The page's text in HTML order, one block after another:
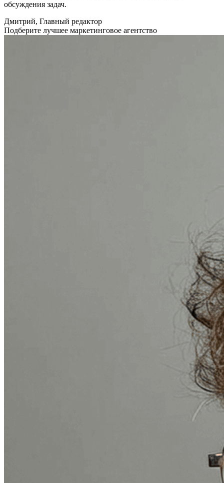
обсуждения задач.
Дмитрий, Главный редактор
Подберите лучшее маркетинговое агентство